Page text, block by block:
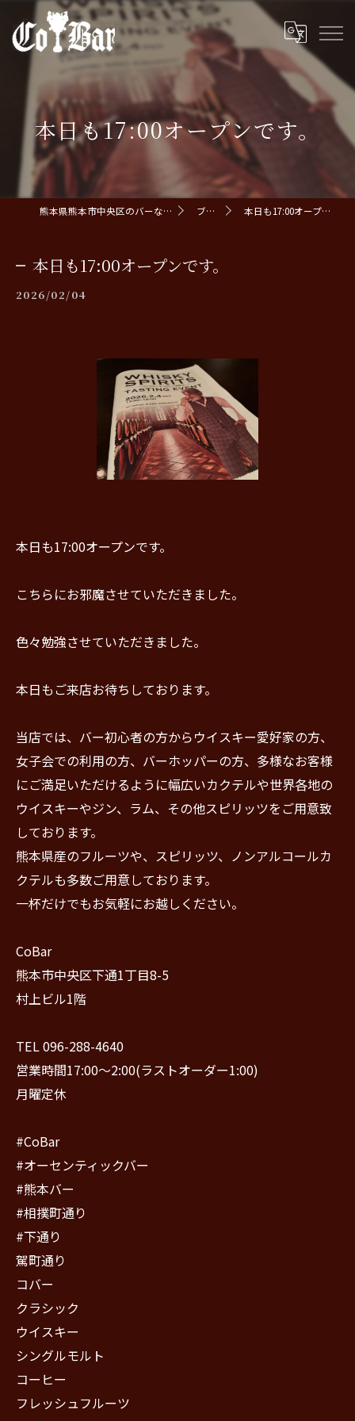
本日も17:00オープンです。
熊本県熊本市中央区のバーならCoBar ブログ 本日も17:00オープンです。
本日も17:00オープンです。
2026/02/04
本日も17:00オープンです。
こちらにお邪魔させていただきました。
色々勉強させていただきました。
本日もご来店お待ちしております。
当店では、バー初心者の方からウイスキー愛好家の方、
女子会での利用の方、バーホッパーの方、多様なお客様
にご満足いただけるように幅広いカクテルや世界各地の
ウイスキーやジン、ラム、その他スピリッツをご用意致
しております。
熊本県産のフルーツや、スピリッツ、ノンアルコールカ
クテルも多数ご用意しております。
一杯だけでもお気軽にお越しください。
CoBar
熊本市中央区下通1丁目8-5
村上ビル1階
TEL 096-288-4640
営業時間17:00〜2:00(ラストオーダー1:00)
月曜定休
#CoBar
#オーセンティックバー
#熊本バー
#相撲町通り
#下通り
駕町通り
コバー
クラシック
ウイスキー
シングルモルト
コーヒー
フレッシュフルーツ